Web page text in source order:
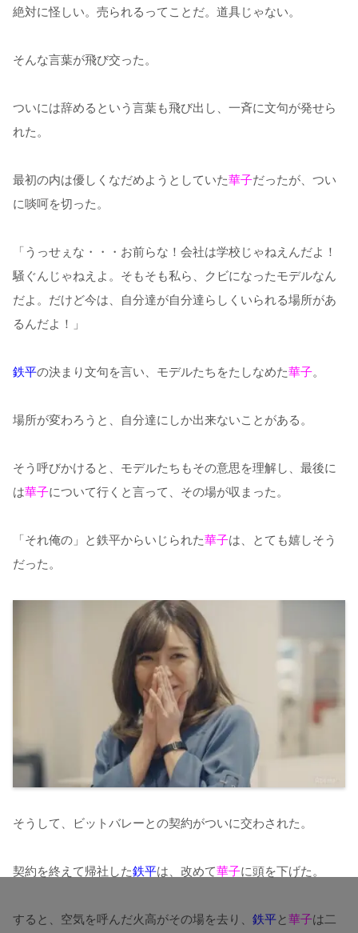
絶対に怪しい。売られるってことだ。道具じゃない。
そんな言葉が飛び交った。
ついには辞めるという言葉も飛び出し、一斉に文句が発せら
れた。
最初の内は優しくなだめようとしていた華子だったが、つい
に啖呵を切った。
「うっせぇな・・・お前らな！会社は学校じゃねえんだよ！
騒ぐんじゃねえよ。そもそも私ら、クビになったモデルなん
だよ。だけど今は、自分達が自分達らしくいられる場所があ
るんだよ！」
鉄平の決まり文句を言い、モデルたちをたしなめた華子。
場所が変わろうと、自分達にしか出来ないことがある。
そう呼びかけると、モデルたちもその意思を理解し、最後に
は華子について行くと言って、その場が収まった。
「それ俺の」と鉄平からいじられた華子は、とても嬉しそう
だった。
そうして、ビットバレーとの契約がついに交わされた。
契約を終えて帰社した鉄平は、改めて華子に頭を下げた。
すると、空気を呼んだ火高がその場を去り、 鉄平と華子は二